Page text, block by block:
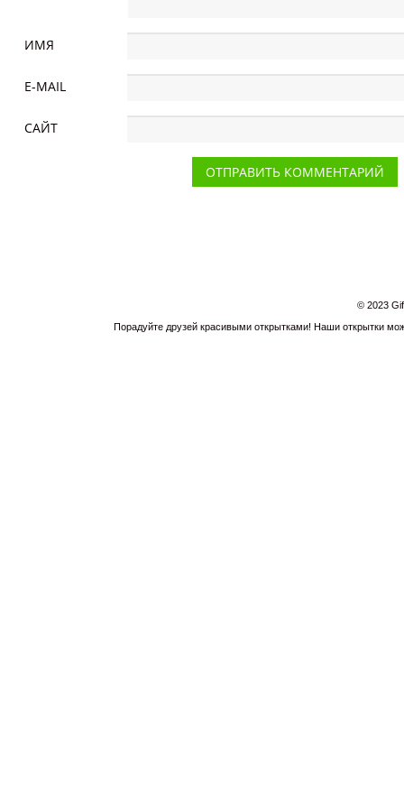
ИМЯ
E-MAIL
САЙТ
© 2023
Порадуйте друзей красивыми открытками! Наши открытки